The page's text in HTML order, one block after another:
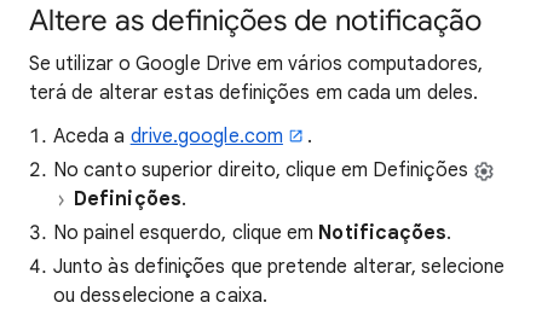
Altere as definições de notificação
Se utilizar o Google Drive em vários computadores,
terá de alterar estas definições em cada um deles.
Aceda a drive.google.com
.
No canto superior direito, clique em Definições
Definições.
No painel esquerdo, clique em Notificações.
Junto às definições que pretende alterar, selecione
ou desselecione a caixa.